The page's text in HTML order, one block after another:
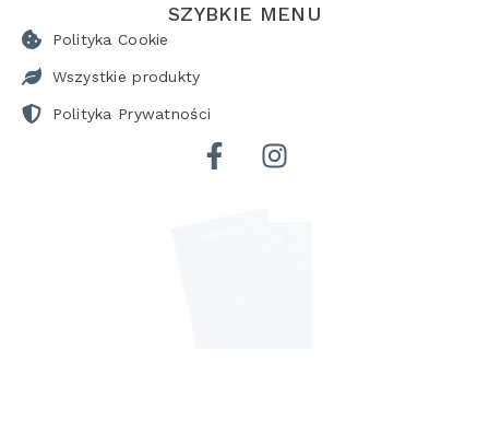
SZYBKIE MENU
Polityka Cookie
Wszystkie produkty
Polityka Prywatności